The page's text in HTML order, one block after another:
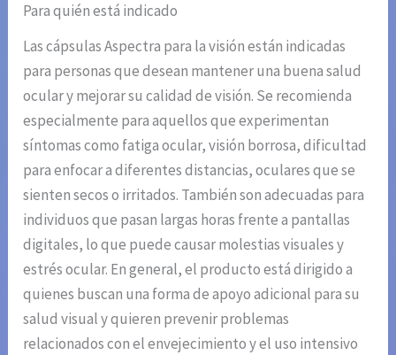
Para quién está indicado
Las cápsulas Aspectra para la visión están indicadas
para personas que desean mantener una buena salud
ocular y mejorar su calidad de visión. Se recomienda
especialmente para aquellos que experimentan
síntomas como fatiga ocular, visión borrosa, dificultad
para enfocar a diferentes distancias, oculares que se
sienten secos o irritados. También son adecuadas para
individuos que pasan largas horas frente a pantallas
digitales, lo que puede causar molestias visuales y
estrés ocular. En general, el producto está dirigido a
quienes buscan una forma de apoyo adicional para su
salud visual y quieren prevenir problemas
relacionados con el envejecimiento y el uso intensivo